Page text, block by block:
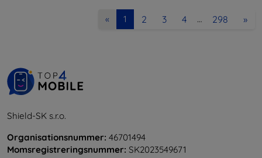
« 1 2 3 4 … 298 »
Shield-SK s.r.o.
Organisationsnummer: 46701494
Momsregistreringsnummer: SK2023549671